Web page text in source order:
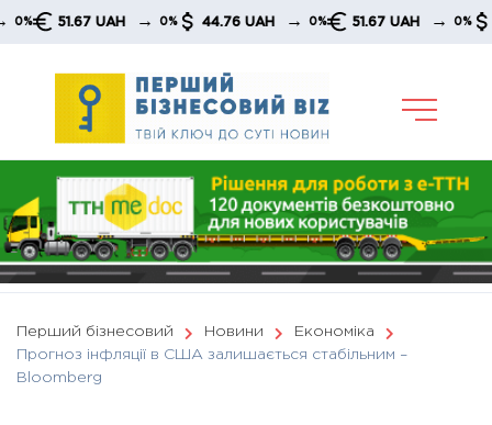
Skip
51.67 UAH → 0% 44.76 UAH → 0% 51.67 UAH → 0%
Перший бізнесовий Новини
Економіка
Прогноз інфляції в США залишається стабільним –
Вloomberg